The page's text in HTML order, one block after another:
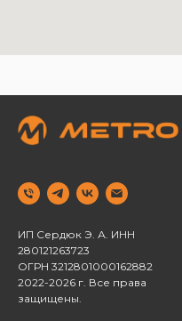
ИП Сердюк Э. А. ИНН
280121263723 ‌
ОГРН 3212801000162882
2022-2026 г. Все права
защищены.